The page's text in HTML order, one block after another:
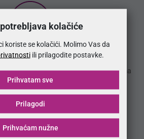
EU Certified
sigurnosne kriterije upotrebe prema
HRN EN 1725:2001
kolačiće
koriste se kolačići. Molimo Vas da
ili prilagodite postavke.
Prihvaćam nužne
Prilagodi
Prihvatam sve